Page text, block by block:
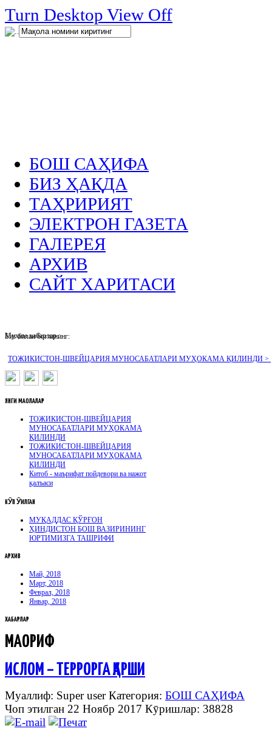
Turn Desktop View Off
.
БОШ САҲИФА
БИЗ ҲАҚДА
ТАҲРИРИЯТ
ЭЛЕКТРОН ГАЗЕТА
ГАЛЕРЕЯ
АРХИВ
САЙТ ХАРИТАСИ
Муҳим хабарлар :
ТОЖИКИСТОН-ШВЕЙЦАРИЯ МУНОСАБАТЛАРИ МУҲОКАМА ҚИЛИНДИ >
Биз билан боғланинг:
ЯНГИ МАҚОЛАЛАР
ТОЖИКИСТОН-ШВЕЙЦАРИЯ
МУНОСАБАТЛАРИ МУҲОКАМА
ҚИЛИНДИ
ТОЖИКИСТОН-ШВЕЙЦАРИЯ
МУНОСАБАТЛАРИ МУҲОКАМА
ҚИЛИНДИ
Китоб - маърифат пойдевори ва нажот
қалъаси
КӮП ӮҚИЛГАН
МУҚАДДАС ҚЎРҒОН
ҲИНДИСТОН БОШ ВАЗИРИНИНГ
ЮРТИМИЗГА ТАШРИФИ
АРХИВ
Май, 2018
Март, 2018
Феврал, 2018
Январ, 2018
ХАБАРЛАР
МАОРИФ
ИСЛОМ – ТЕРРОРГА ҚАРШИ
Муаллиф: Super userКатегория: БОШ САҲИФА
Чоп этилган 22 Ноябр 2017 Кӯришлар: 38828